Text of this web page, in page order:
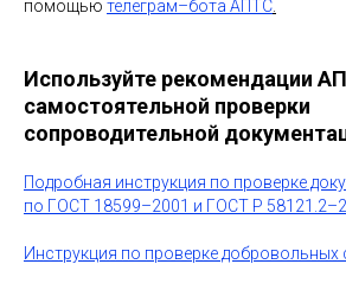
помощью телеграм–бота АПТС
Используйте рекомендации
самостоятельной проверки
сопроводительной
Подробная инструкция по проверке
по ГОСТ 18599–2001 и ГОСТ Р
Инструкция по проверке добровольных